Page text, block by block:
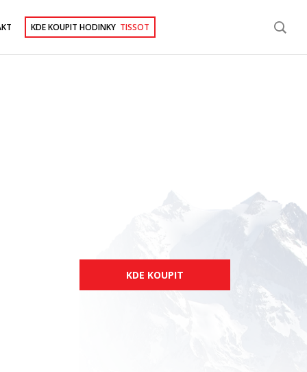
KDE KOUPIT HODINKY TISSOT
KDE KOUPIT